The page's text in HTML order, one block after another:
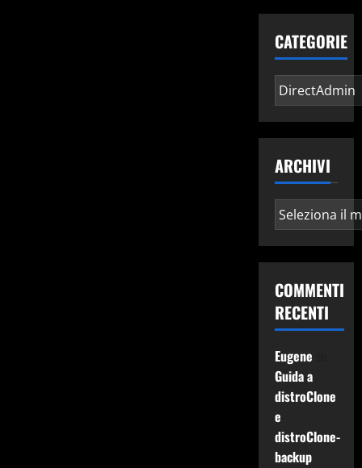
CATEGORIE
Categorie
ARCHIVI
Archivi
COMMENTI
RECENTI
Eugene
Guida a
distroClone
e
distroClone-
backup